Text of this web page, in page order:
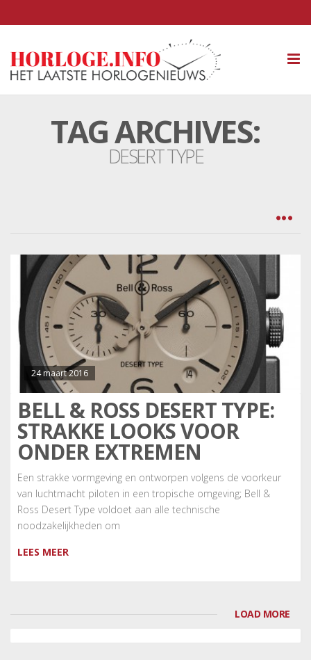
TAG ARCHIVES:
DESERT TYPE
24 maart 2016
BELL & ROSS DESERT TYPE:
STRAKKE LOOKS VOOR
ONDER EXTREMEN
Een strakke vormgeving en ontworpen volgens de voorkeur
van luchtmacht piloten in een tropische omgeving; Bell &
Ross Desert Type voldoet aan alle technische
noodzakelijkheden om
LEES MEER
LOAD MORE